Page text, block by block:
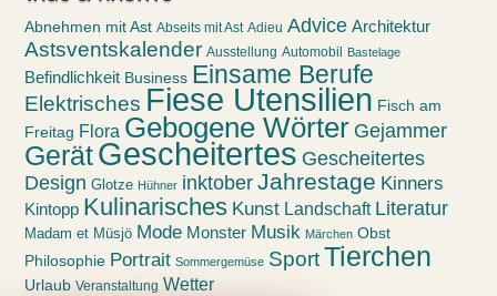
Abnehmen mit Ast Abseits mit Ast Adieu Advice Architektur
Astsventskalender Ausstellung Automobil Bastelage
Befindlichkeit Business Einsame Berufe
Elektrisches Fiese Utensilien Fisch am
Freitag Flora Gebogene Wörter Gejammer
GerätGescheitertes Gescheitertes
Design Glotze Hühner inktober Jahrestage Kinners
Kintopp Kulinarisches Kunst Landschaft Literatur
Madam et Müsjö Mode Monster Musik Märchen Obst
Philosophie Portrait Sommergemüse Sport Tierchen
Urlaub Veranstaltung Wetter